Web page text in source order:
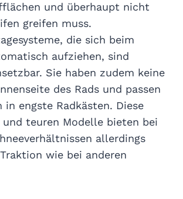
und überhaupt nicht
greifen muss.
die sich beim
aufziehen, sind
Sie haben zudem keine
des Rads und passen
in engste Radkästen. Diese
und teuren Modelle bieten bei
allerdings
wie bei anderen